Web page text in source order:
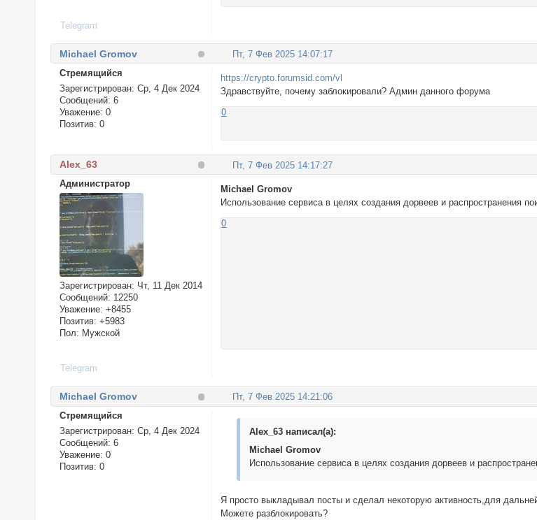
Telegram
Пт, 7 Фев 2025 14:07:17
Michael Gromov
Стремящийся
Зарегистрирован: Ср, 4 Дек 2024
Сообщений: 6
Уважение: 0
Позитив: 0
https://crypto.forumsid.com/vl
Здравствуйте, почему заблокировали? Админ данного форума
0
Пт, 7 Фев 2025 14:17:27
Alex_63
Администратор
Зарегистрирован: Чт, 11 Дек 2014
Сообщений: 12250
Уважение: +8455
Позитив: +5983
Пол: Мужской
Michael Gromov
Использование сервиса в целях создания дорвеев и распространения
0
Telegram
Пт, 7 Фев 2025 14:21:06
Michael Gromov
Стремящийся
Зарегистрирован: Ср, 4 Дек 2024
Сообщений: 6
Уважение: 0
Позитив: 0
Alex_63 написал(а):
Michael Gromov
Использование сервиса в целях создания дорвеев и
Я просто выкладывал посты и сделал некоторую активность,для
Можете разблокировать?